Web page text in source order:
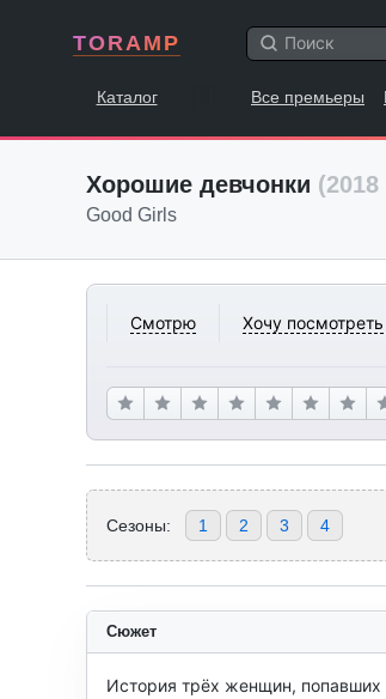
TORAMP
Каталог Все премьеры
Хорошие девчонки
Good Girls
Смотрю Хочу посмотреть
Сезоны: 1 2 3 4
Сюжет
История трёх женщин, попавших